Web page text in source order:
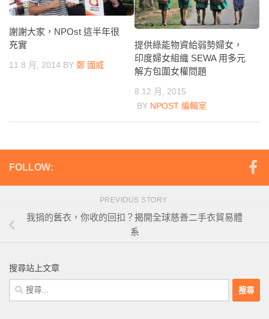
謝謝大家，NPOst 這半年很
充實
11 8 月, 2014 BY 鄭 國威
提供綠能物資給弱勢婦女，
印度婦女組織 SEWA 用多元
解方包圍女權問題
8 12 月, 2015
BY NPOST 編輯室
FOLLOW:
PREVIOUS STORY
我捐的舊衣，你收的回扣？揭開全球慈善二手衣貿易體
系
搜尋站上文章
搜
尋